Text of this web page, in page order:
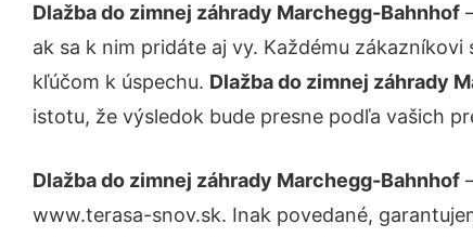
Dlažba do zimnej záhrady Marchegg-Bahnhof
ak sa k nim pridáte aj vy. Každému
kľúčom k úspechu. Dlažba do zimnej záhrady
istotu, že výsledok bude presne podľa vašich
Dlažba do zimnej záhrady Marchegg-Bahnhof
www.terasa-snov.sk. Inak povedané,